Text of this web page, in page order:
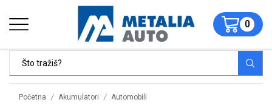
0
Početna / Akumulatori / Automobili